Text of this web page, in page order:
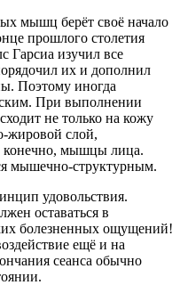
мышц берёт своё начало
прошлого столетия
Гарсиа изучил все
их и дополнил
Поэтому иногда
При выполнении
не только на кожу
жировой слой,
конечно, мышцы лица.
мышечно-структурным.
удовольствия.
оставаться в
болезненных ощущений!
ещё и на
сеанса обычно